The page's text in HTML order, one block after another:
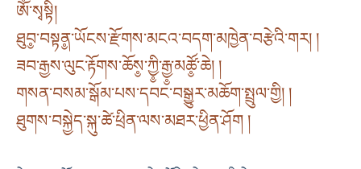
ཨོཾ་སྭསྟི།
ཐུབ༵་བསྟན༵་ཡོངས་རྫོགས་མངའ་བདག་མཁྱེན་བརྩེའི་གར། །
ཟབ་རྒྱས་ལུང་རྟོགས་ཆོས༵་ཀྱི༵་རྒྱ༵་མཚོ༵་ཆེ། །
གསན་བསམ་སྒོམ་པས་དབང་བསྒྱུར་མཆོག་སྤྲུལ་གྱི། །
ཐུགས་བསྐྱེད་སྐུ་ཚེ་ཕྲིན་ལས་མཐར་ཕྱིན་ཤོག །